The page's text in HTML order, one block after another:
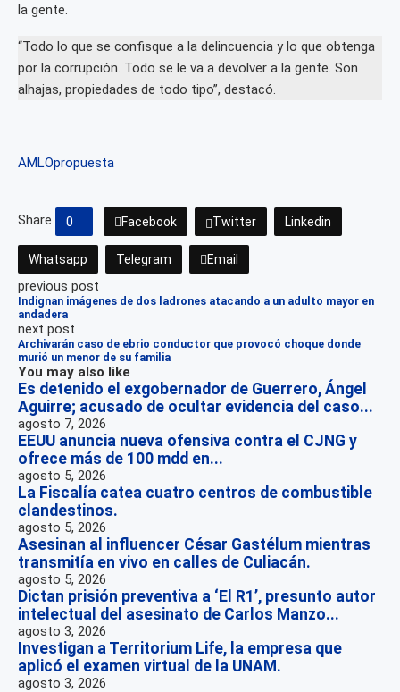
la gente.
“Todo lo que se confisque a la delincuencia y lo que obtenga
por la corrupción. Todo se le va a devolver a la gente. Son
alhajas, propiedades de todo tipo”, destacó.
AMLOpropuesta
Share 0 Facebook Twitter Linkedin
Whatsapp Telegram Email
previous post
Indignan imágenes de dos ladrones atacando a un adulto mayor en
andadera
next post
Archivarán caso de ebrio conductor que provocó choque donde
murió un menor de su familia
You may also like
Es detenido el exgobernador de Guerrero, Ángel
Aguirre; acusado de ocultar evidencia del caso...
agosto 7, 2026
EEUU anuncia nueva ofensiva contra el CJNG y
ofrece más de 100 mdd en...
agosto 5, 2026
La Fiscalía catea cuatro centros de combustible
clandestinos.
agosto 5, 2026
Asesinan al influencer César Gastélum mientras
transmitía en vivo en calles de Culiacán.
agosto 5, 2026
Dictan prisión preventiva a ‘El R1’, presunto autor
intelectual del asesinato de Carlos Manzo...
agosto 3, 2026
Investigan a Territorium Life, la empresa que
aplicó el examen virtual de la UNAM.
agosto 3, 2026